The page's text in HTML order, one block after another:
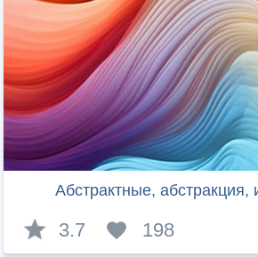
Абстрактные, абстракция,
3.7 198